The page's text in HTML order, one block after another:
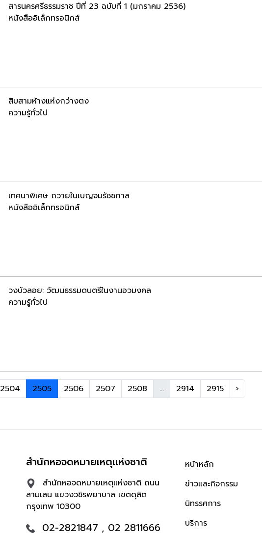
สารนครศรีธรรมราช ปีที่ 23 ฉบับที่ 1 (มกราคม 2536)
หนังสืออิเล็กทรอนิกส์
สิบสามห้างแห่งกว่างตง
ความรู้ทั่วไป
เทศนาพิเศษ ถวายในเบญจมรัชชกาล
หนังสืออิเล็กทรอนิกส์
วงบัวลอย: วัฒนธรรมดนตรีในงานอวมงคล
ความรู้ทั่วไป
2504 2505 2506 2507 2508 ... 2914 2915 ›
สำนักหอจดหมายเหตุเเห่งชาติ
สำนักหอจดหมายเหตุแห่งชาติ ถนน
สามเสน แขวงวชิรพยาบาล เขตดุสิต
กรุงเทพ 10300
02-2821847 , 02 2811666
หน้าหลัก
ข่าวและกิจกรรม
นิทรรศการ
บริการ